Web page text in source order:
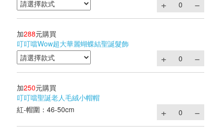
加288元購買
叮叮噹Wow超大華麗蝴蝶結聖誕髮飾
加250元購買
叮叮噹聖誕老人毛絨小帽帽
紅-帽圍：46-50cm